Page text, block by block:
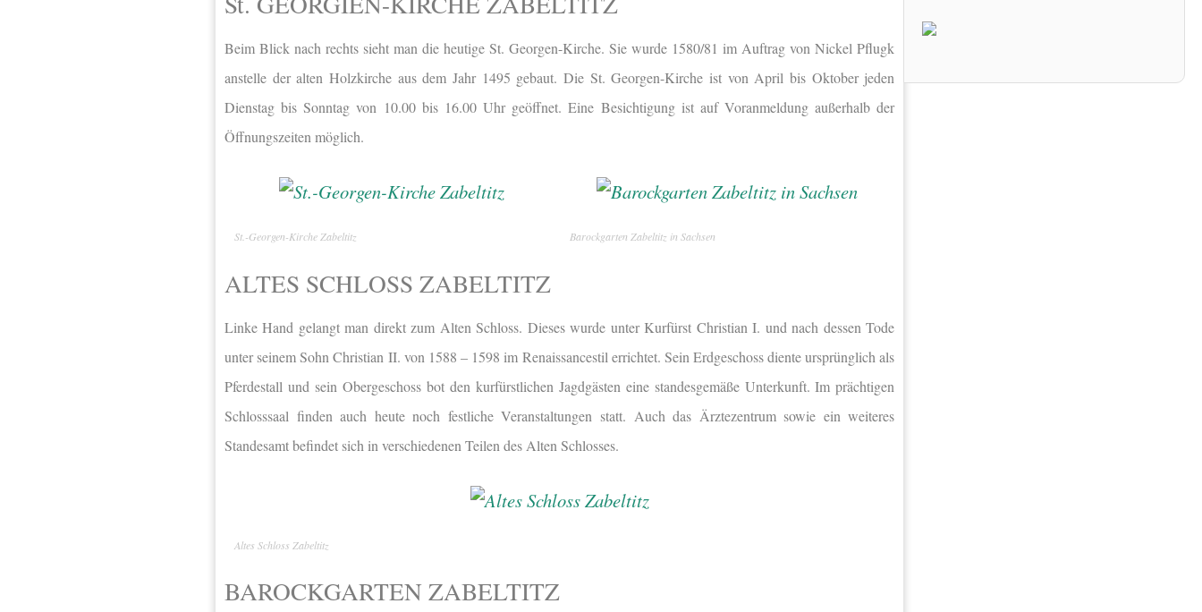
Beim Blick nach rechts sieht man die heutige St. Georgen-Kirche. Sie wurde 1580/81 im Auftrag von Nickel Pflugk
anstelle der alten Holzkirche aus dem Jahr 1495 gebaut. Die St. Georgen-Kirche ist von April bis Oktober jeden
Dienstag bis Sonntag von 10.00 bis 16.00 Uhr geöffnet. Eine Besichtigung ist auf Voranmeldung außerhalb der
Öffnungszeiten möglich.
St.-Georgen-Kirche Zabeltitz Barockgarten Zabeltitz in Sachsen
ALTES SCHLOSS ZABELTITZ
Linke Hand gelangt man direkt zum Alten Schloss. Dieses wurde unter Kurfürst Christian I. und nach dessen Tode
unter seinem Sohn Christian II. von 1588 – 1598 im Renaissancestil errichtet. Sein Erdgeschoss diente ursprünglich als
Pferdestall und sein Obergeschoss bot den kurfürstlichen Jagdgästen eine standesgemäße Unterkunft. Im prächtigen
Schlosssaal finden auch heute noch festliche Veranstaltungen statt. Auch das Ärztezentrum sowie ein weiteres
Standesamt befindet sich in verschiedenen Teilen des Alten Schlosses.
Altes Schloss Zabeltitz
BAROCKGARTEN ZABELTITZ